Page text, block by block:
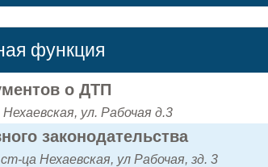
функция
о ДТП
ул. Рабочая д.3
законодательства
ца Нехаевская, ул Рабочая, зд. 3